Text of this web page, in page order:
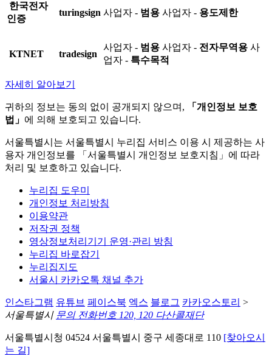
한국전자
인증
turingsign 사업자 - 범용 사업자 - 용도제한
KTNET tradesign
사업자 - 범용 사업자 - 전자무역용 사
업자 - 특수목적
자세히 알아보기
귀하의 정보는 동의 없이 공개되지 않으며,
「개인정보 보호
법」 에 의해 보호되고 있습니다.
서울특별시는 서울특별시 누리집 서비스 이용 시 제공하는 사
용자 개인정보를 「서울특별시 개인정보 보호지침」에 따라
처리 및 보호하고 있습니다.
누리집 도우미
개인정보 처리방침
이용약관
저작권 정책
영상정보처리기기 운영·관리 방침
누리집 바로잡기
누리집지도
서울시 카카오톡 채널 추가
인스타그램 유튜브 페이스북 엑스 블로그 카카오스토리 >
서울특별시 문의 전화번호 120, 120 다산콜재단
서울특별시청 04524 서울특별시 중구 세종대로 110 [찾아오시
는 길]